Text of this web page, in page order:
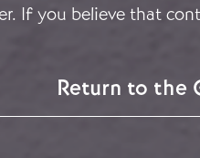
If you believe that
Return to the